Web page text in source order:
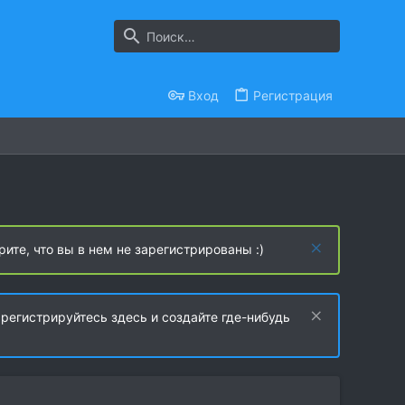
Вход Регистрация
что вы в нем не зарегистрированы :)
здесь и создайте где-нибудь